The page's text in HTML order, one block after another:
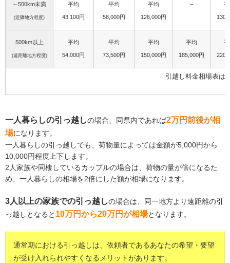
～500km未満
(近隣地方程度)
平均
43,100円
平均
58,000円
平均
126,000円
–
500km以上
(遠距離地方程度)
平均
54,000円
平均
73,500円
平均
150,000円
平均
185,000円
引越し料金相場表は
一人暮らしの引っ越しの場合、同県内であれば2万円前後が相
場になります。
一人暮らしの引っ越しでも、荷物量によっては金額が5,000円から
10,000円程度上下します。
2人家族や同棲しているカップルの場合は、荷物の量が倍になるた
め、一人暮らしの相場を2倍にした額が相場になります。
3人以上の家族での引っ越しの場合は、同一地方より遠距離の引
っ越しとなると 10万円から20万円が相場となります。
通常期における引っ越しは、依頼者であるあなたの希望・要望
が受け入れられやすくなるメリットがあります。